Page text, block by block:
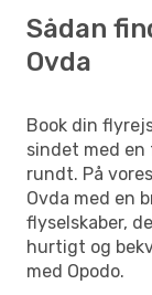
Sådan
Ovda
Book din
sindet med
rundt. På
Ovda med en
flyselskaber,
hurtigt og
med Opodo.